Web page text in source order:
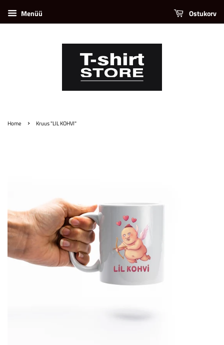
Menüü Ostukorv
Home › Kruus "LIL KOHVI"